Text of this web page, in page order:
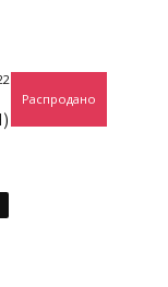
Распродано